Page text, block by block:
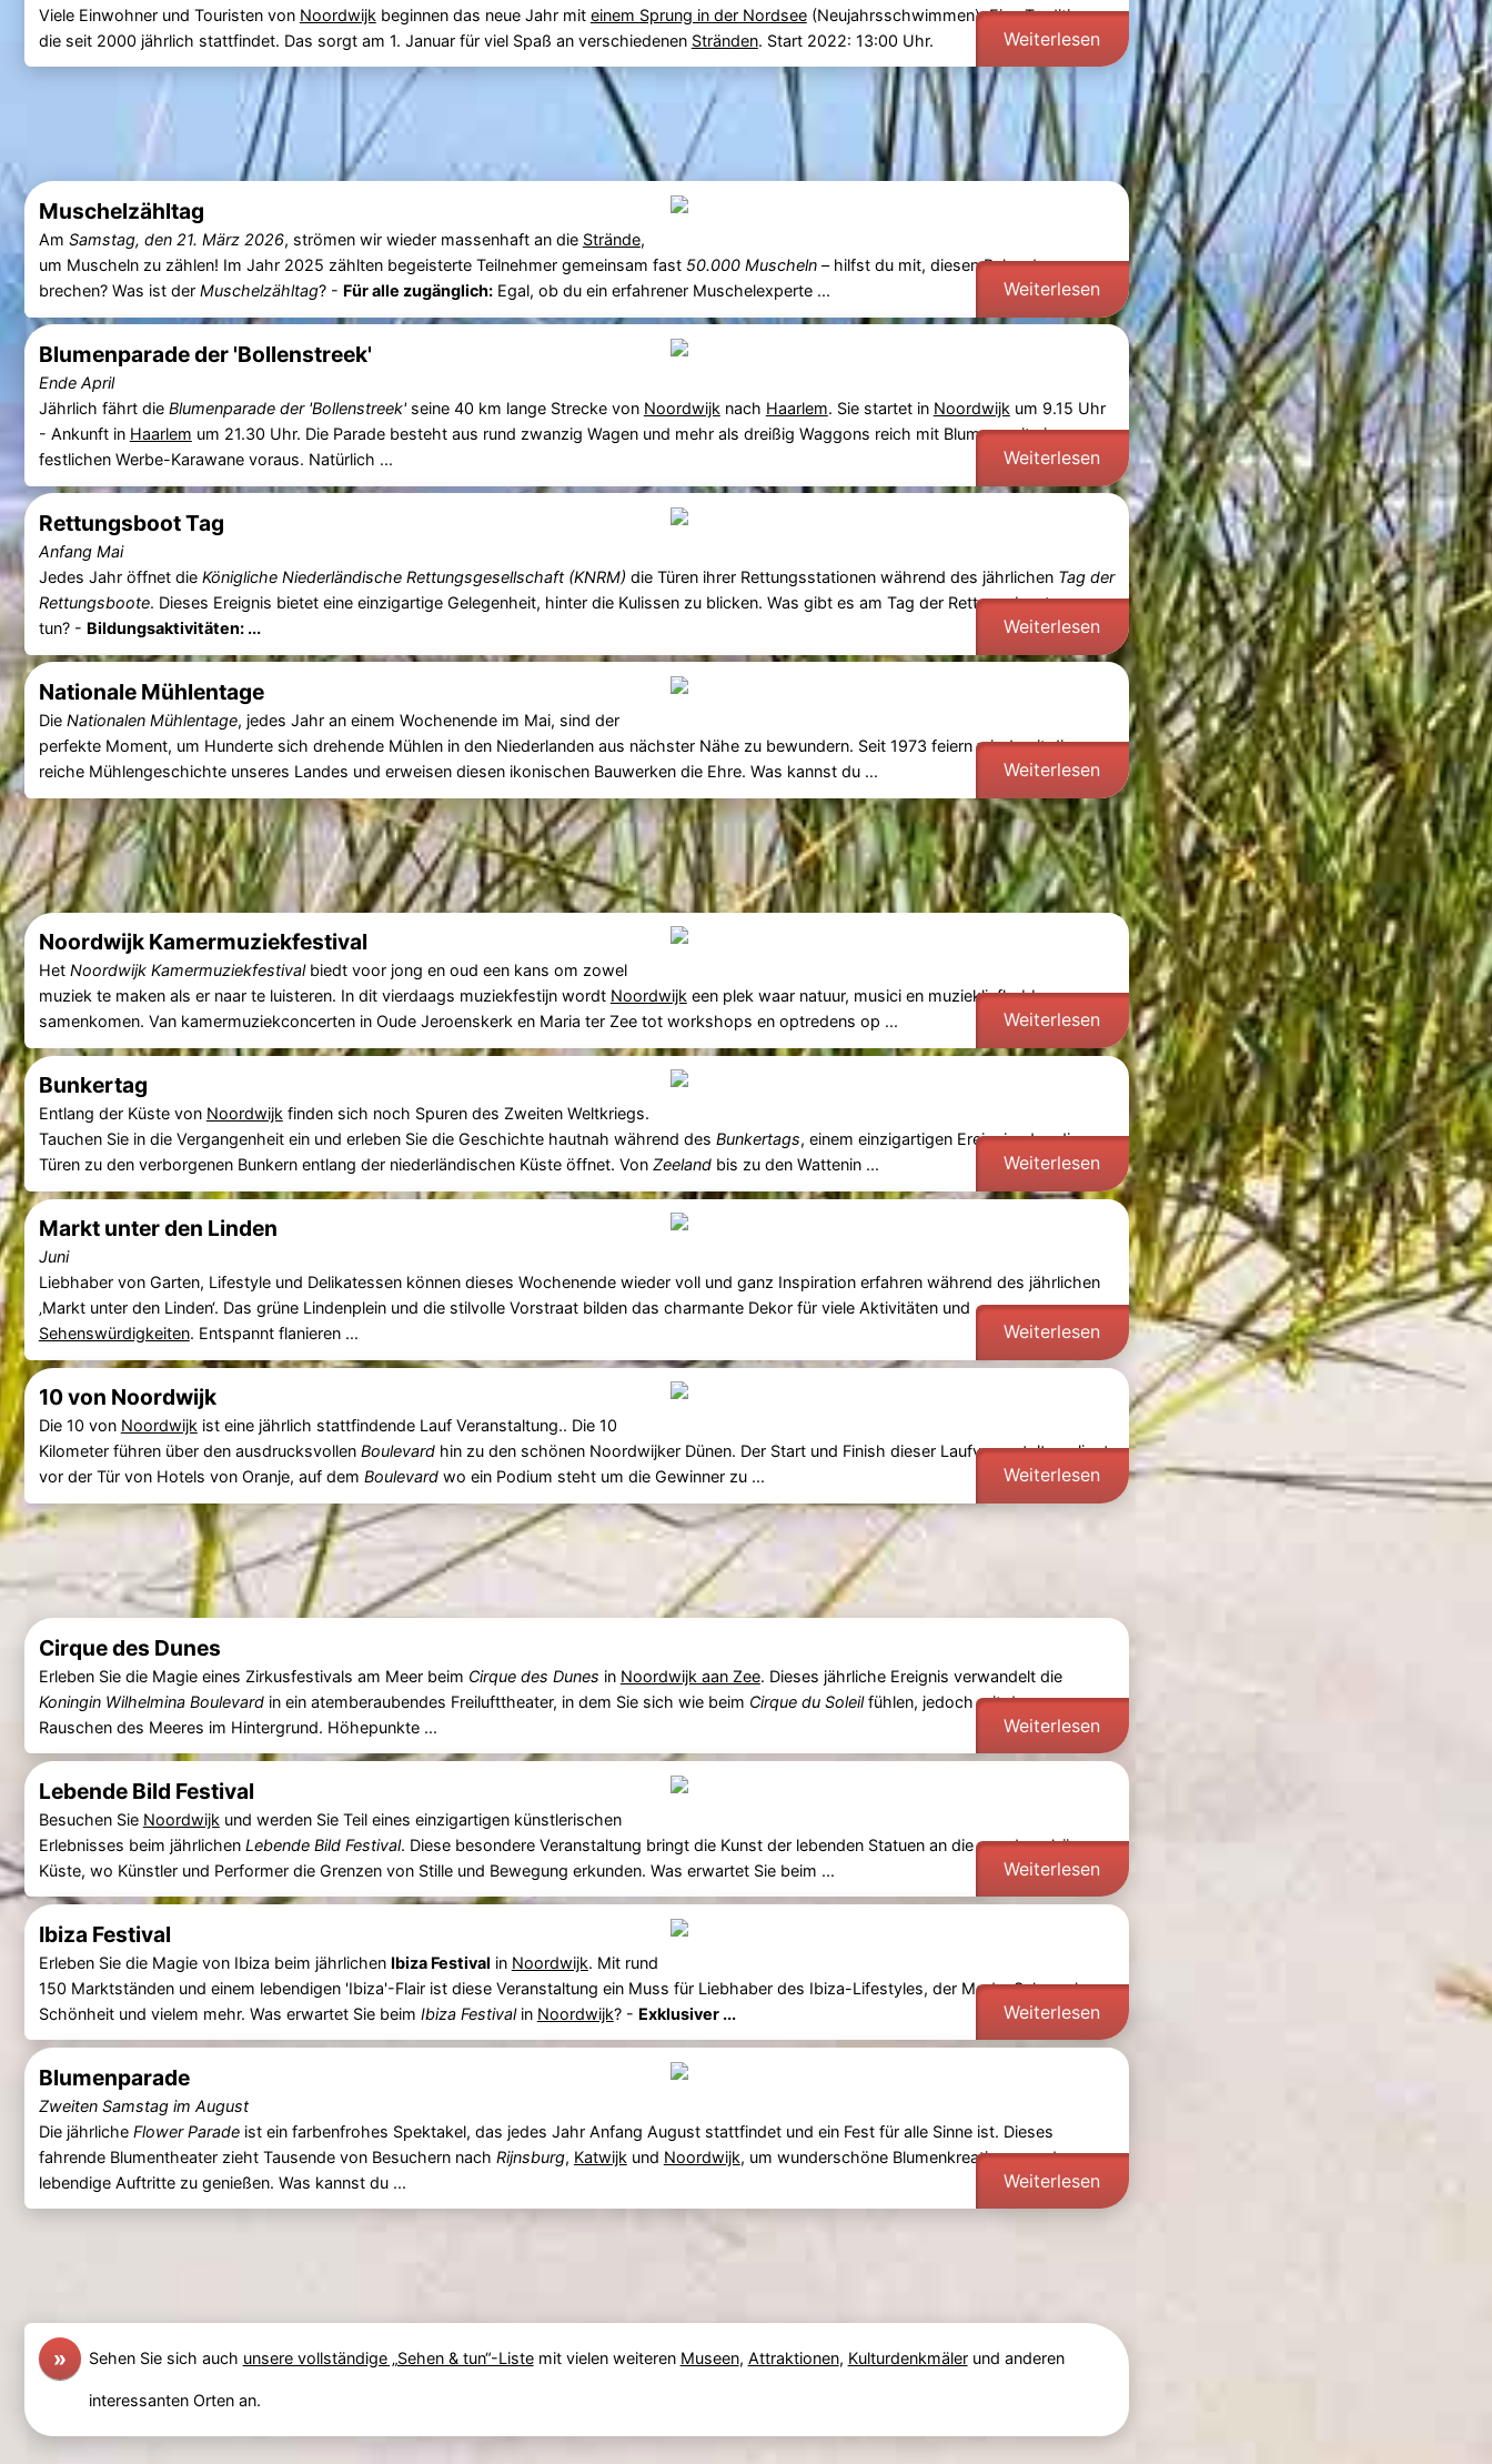
Viele Einwohner und Touristen von Noordwijk beginnen das neue Jahr mit einem Sprung in der Nordsee(Neujahrsschwimmen). Eine Tradition,
die seit 2000 jährlich stattfindet. Das sorgt am 1. Januar für viel Spaß an verschiedenen Stränden. Start 2022: 13:00 Uhr. Weiterlesen
Muschelzähltag
Am Samstag, den 21. März 2026, strömen wir wieder massenhaft an die Strände,
um Muscheln zu zählen! Im Jahr 2025 zählten begeisterte Teilnehmer gemeinsam fast 50.000 Muscheln– hilfst du mit, diesen Rekord zu
brechen? Was ist der Muschelzähltag? - Für alle zugänglich:Egal, ob du ein erfahrener Muschelexperte ... Weiterlesen
Blumenparade der 'Bollenstreek'
Ende April
Jährlich fährt die Blumenparade der 'Bollenstreek'seine 40 km lange Strecke von Noordwijk nach Haarlem. Sie startet in Noordwijk um 9.15 Uhr
- Ankunft in Haarlem um 21.30 Uhr. Die Parade besteht aus rund zwanzig Wagen und mehr als dreißig Waggons reich mit Blumen, mit einer
festlichen Werbe-Karawane voraus. Natürlich ...
Weiterlesen
Rettungsboot Tag
Anfang Mai
Jedes Jahr öffnet die Königliche Niederländische Rettungsgesellschaft (KNRM) die Türen ihrer Rettungsstationen während des jährlichen Tag der
Rettungsboote. Dieses Ereignis bietet eine einzigartige Gelegenheit, hinter die Kulissen zu blicken. Was gibt es am Tag der Rettungsboote zu
tun? - Bildungsaktivitäten: ... Weiterlesen
Nationale Mühlentage
Die Nationalen Mühlentage, jedes Jahr an einem Wochenende im Mai, sind der
perfekte Moment, um Hunderte sich drehende Mühlen in den Niederlanden aus nächster Nähe zu bewundern. Seit 1973 feiern wir damit die
reiche Mühlengeschichte unseres Landes und erweisen diesen ikonischen Bauwerken die Ehre. Was kannst du ...
Weiterlesen
Noordwijk Kamermuziekfestival
Het Noordwijk Kamermuziekfestivalbiedt voor jong en oud een kans om zowel
muziek te maken als er naar te luisteren. In dit vierdaags muziekfestijn wordt Noordwijk een plek waar natuur, musici en muziekliefhebbers
samenkomen. Van kamermuziekconcerten in Oude Jeroenskerk en Maria ter Zee tot workshops en optredens op ...
Weiterlesen
Bunkertag
Entlang der Küste von Noordwijk finden sich noch Spuren des Zweiten Weltkriegs.
Tauchen Sie in die Vergangenheit ein und erleben Sie die Geschichte hautnah während des Bunkertags, einem einzigartigen Ereignis, das die
Türen zu den verborgenen Bunkern entlang der niederländischen Küste öffnet. Von Zeelandbis zu den Wattenin ... Weiterlesen
Markt unter den Linden
Juni
Liebhaber von Garten, Lifestyle und Delikatessen können dieses Wochenende wieder voll und ganz Inspiration erfahren während des jährlichen
‚Markt unter den Linden‘. Das grüne Lindenplein und die stilvolle Vorstraat bilden das charmante Dekor für viele Aktivitäten und
Sehenswürdigkeiten. Entspannt flanieren ... Weiterlesen
10 von Noordwijk
Die 10 von Noordwijk ist eine jährlich stattfindende Lauf Veranstaltung.. Die 10
Kilometer führen über den ausdrucksvollen Boulevardhin zu den schönen Noordwijker Dünen. Der Start und Finish dieser Laufveranstaltung liegt
vor der Tür von Hotels von Oranje, auf dem Boulevardwo ein Podium steht um die Gewinner zu ... Weiterlesen
Cirque des Dunes
Erleben Sie die Magie eines Zirkusfestivals am Meer beim Cirque des Dunes in Noordwijk aan Zee. Dieses jährliche Ereignis verwandelt die
Koningin Wilhelmina Boulevardin ein atemberaubendes Freilufttheater, in dem Sie sich wie beim Cirque du Soleilfühlen, jedoch mit dem
Rauschen des Meeres im Hintergrund. Höhepunkte ...
Weiterlesen
Lebende Bild Festival
Besuchen Sie Noordwijk und werden Sie Teil eines einzigartigen künstlerischen
Erlebnisses beim jährlichen Lebende Bild Festival. Diese besondere Veranstaltung bringt die Kunst der lebenden Statuen an die wunderschöne
Küste, wo Künstler und Performer die Grenzen von Stille und Bewegung erkunden. Was erwartet Sie beim ...
Weiterlesen
Ibiza Festival
Erleben Sie die Magie von Ibiza beim jährlichen Ibiza Festival in Noordwijk. Mit rund
150 Marktständen und einem lebendigen 'Ibiza'-Flair ist diese Veranstaltung ein Muss für Liebhaber des Ibiza-Lifestyles, der Mode, Schmuck,
Schönheit und vielem mehr. Was erwartet Sie beim Ibiza Festivalin Noordwijk? - Exklusiver ... Weiterlesen
Blumenparade
Zweiten Samstag im August
Die jährliche Flower Paradeist ein farbenfrohes Spektakel, das jedes Jahr Anfang August stattfindet und ein Fest für alle Sinne ist. Dieses
fahrende Blumentheater zieht Tausende von Besuchern nach Rijnsburg, Katwijk und Noordwijk, um wunderschöne Blumenkreationen und
lebendige Auftritte zu genießen. Was kannst du ...
Weiterlesen
» Sehen Sie sich auch unsere vollständige „Sehen & tun“-Listemit vielen weiteren Museen, Attraktionen, Kulturdenkmälerund anderen
interessanten Orten an.